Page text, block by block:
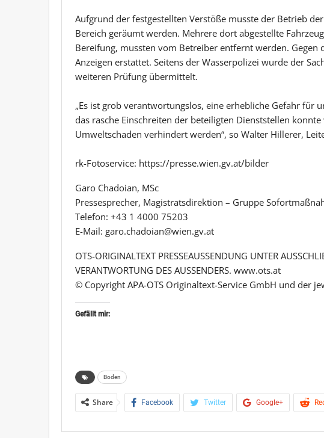
Aufgrund der festgestellten Verstöße musste der Betrieb
Bereich geräumt werden. Mehrere dort abgestellte
Bereifung, mussten vom Betreiber entfernt werden.
Anzeigen erstattet. Seitens der Wasserpolizei wurde der
weiteren Prüfung übermittelt.
„Es ist grob verantwortungslos, eine erhebliche Gefahr für
das rasche Einschreiten der beteiligten Dienststellen
Umweltschaden verhindert werden“, so Walter Hillerer,
rk-Fotoservice: https://presse.wien.gv.at/bilder
Garo Chadoian, MSc
Pressesprecher, Magistratsdirektion – Gruppe
Telefon: +43 1 4000 75203
E-Mail: garo.chadoian@wien.gv.at
OTS-ORIGINALTEXT PRESSEAUSSENDUNG UNTER
VERANTWORTUNG DES AUSSENDERS. www.ots.at
© Copyright APA-OTS Originaltext-Service GmbH und der
Gefällt mir:
Boden
Share Facebook Twitter Google+